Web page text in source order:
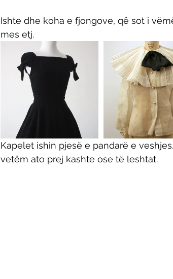
Ishte dhe koha e fjongove, që sot i
mes etj.
Kapelet ishin pjesë e pandarë e
vetëm ato prej kashte ose të leshtat.